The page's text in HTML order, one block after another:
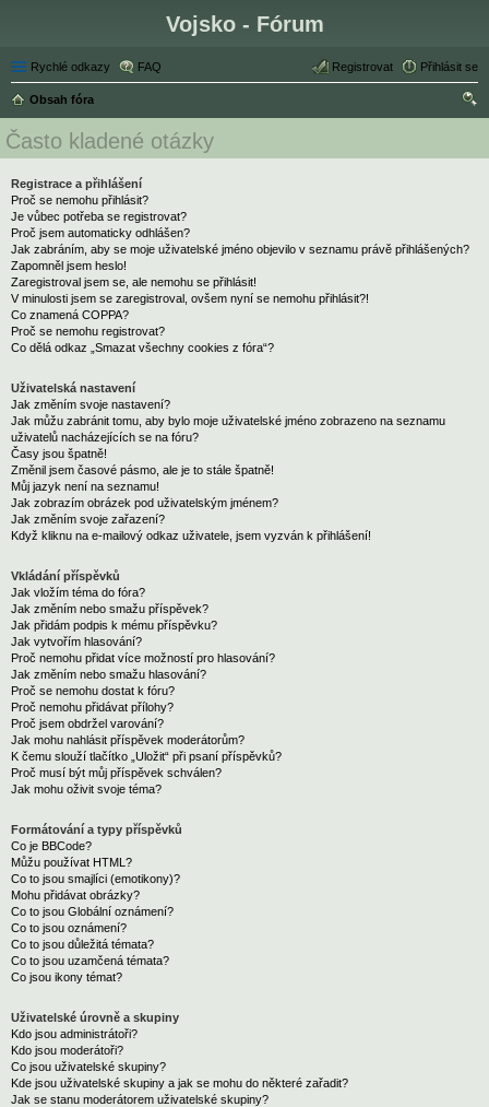
Vojsko - Fórum
Rychlé odkazy FAQ Přihlásit se
Registrovat
Obsah fóra
Často kladené otázky
Registrace a přihlášení
Proč se nemohu přihlásit?
Je vůbec potřeba se registrovat?
Proč jsem automaticky odhlášen?
Jak zabráním, aby se moje uživatelské jméno objevilo v seznamu právě přihlášených?
Zapomněl jsem heslo!
Zaregistroval jsem se, ale nemohu se přihlásit!
V minulosti jsem se zaregistroval, ovšem nyní se nemohu přihlásit?!
Co znamená COPPA?
Proč se nemohu registrovat?
Co dělá odkaz „Smazat všechny cookies z fóra“?
Uživatelská nastavení
Jak změním svoje nastavení?
Jak můžu zabránit tomu, aby bylo moje uživatelské jméno zobrazeno na seznamu
uživatelů nacházejících se na fóru?
Časy jsou špatně!
Změnil jsem časové pásmo, ale je to stále špatně!
Můj jazyk není na seznamu!
Jak zobrazím obrázek pod uživatelským jménem?
Jak změním svoje zařazení?
Když kliknu na e-mailový odkaz uživatele, jsem vyzván k přihlášení!
Vkládání příspěvků
Jak vložím téma do fóra?
Jak změním nebo smažu příspěvek?
Jak přidám podpis k mému příspěvku?
Jak vytvořím hlasování?
Proč nemohu přidat více možností pro hlasování?
Jak změním nebo smažu hlasování?
Proč se nemohu dostat k fóru?
Proč nemohu přidávat přílohy?
Proč jsem obdržel varování?
Jak mohu nahlásit příspěvek moderátorům?
K čemu slouží tlačítko „Uložit“ při psaní příspěvků?
Proč musí být můj příspěvek schválen?
Jak mohu oživit svoje téma?
Formátování a typy příspěvků
Co je BBCode?
Můžu používat HTML?
Co to jsou smajlíci (emotikony)?
Mohu přidávat obrázky?
Co to jsou Globální oznámení?
Co to jsou oznámení?
Co to jsou důležitá témata?
Co to jsou uzamčená témata?
Co jsou ikony témat?
Uživatelské úrovně a skupiny
Kdo jsou administrátoři?
Kdo jsou moderátoři?
Co jsou uživatelské skupiny?
Kde jsou uživatelské skupiny a jak se mohu do některé zařadit?
Jak se stanu moderátorem uživatelské skupiny?